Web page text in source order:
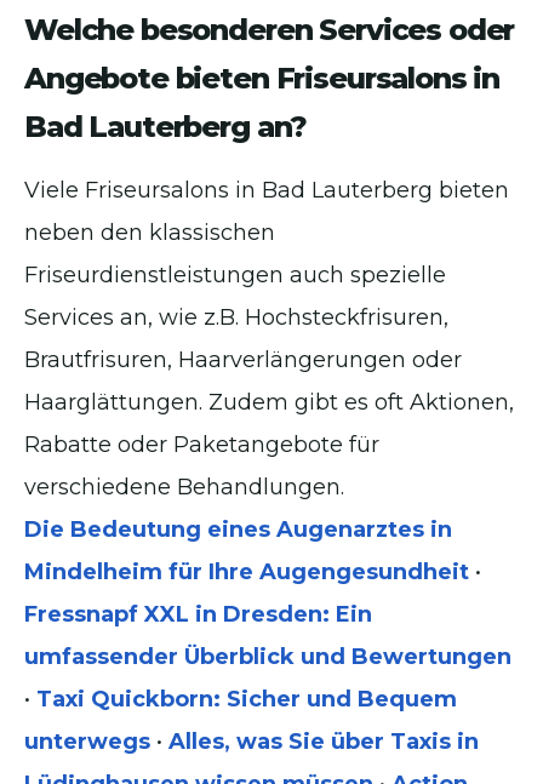
Welche besonderen Services oder
Angebote bieten Friseursalons in
Bad Lauterberg an?
Viele Friseursalons in Bad Lauterberg bieten
neben den klassischen
Friseurdienstleistungen auch spezielle
Services an, wie z.B. Hochsteckfrisuren,
Brautfrisuren, Haarverlängerungen oder
Haarglättungen. Zudem gibt es oft Aktionen,
Rabatte oder Paketangebote für
verschiedene Behandlungen.
Die Bedeutung eines Augenarztes in
Mindelheim für Ihre Augengesundheit •
Fressnapf XXL in Dresden: Ein
umfassender Überblick und Bewertungen
• Taxi Quickborn: Sicher und Bequem
unterwegs • Alles, was Sie über Taxis in